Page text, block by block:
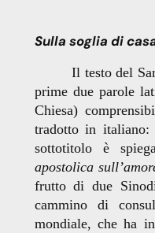
Sulla soglia di
Il testo del
prime due parole
Chiesa)
tradotto in italiano:
sottotitolo è
apostolica
frutto di due
cammino di
mondiale, che ha